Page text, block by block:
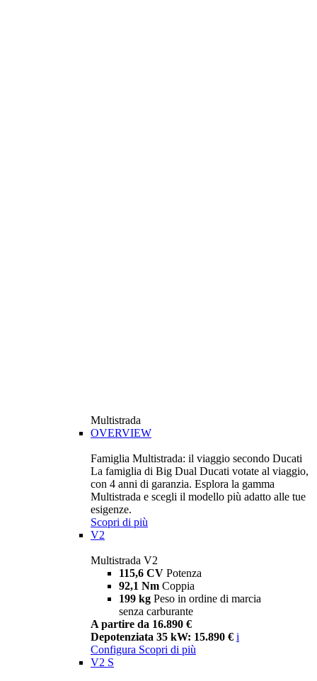
Multistrada
OVERVIEW
Famiglia Multistrada: il viaggio secondo Ducati
La famiglia di Big Dual Ducati votate al viaggio,
con 4 anni di garanzia. Esplora la gamma
Multistrada e scegli il modello più adatto alle tue
esigenze.
Scopri di più
V2
Multistrada V2
115,6 CV Potenza
92,1 Nm Coppia
199 kg Peso in ordine di marcia
senza carburante
A partire da 16.890 €
Depotenziata 35 kW: 15.890 € i
Configura Scopri di più
V2 S